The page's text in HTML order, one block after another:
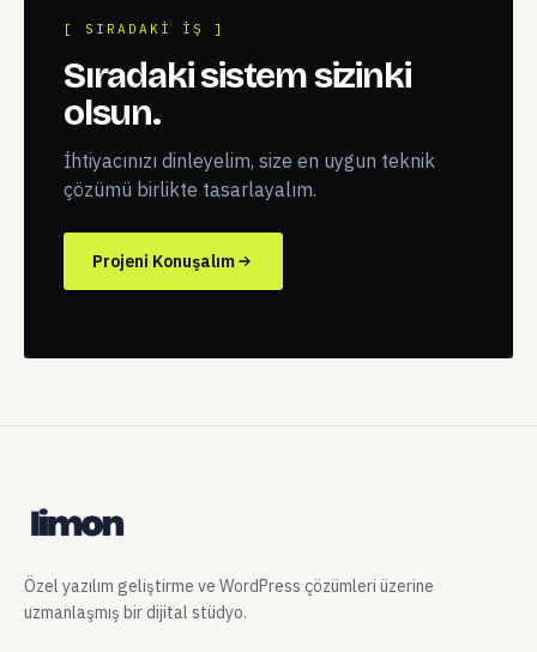
[ SIRADAKI IŞ ]
Sıradaki sistem sizinki
olsun.
İhtiyacınızı dinleyelim, size en uygun teknik
çözümü birlikte tasarlayalım.
Projeni Konuşalım
Özel yazılım geliştirme ve WordPress çözümleri üzerine
uzmanlaşmış bir dijital stüdyo.